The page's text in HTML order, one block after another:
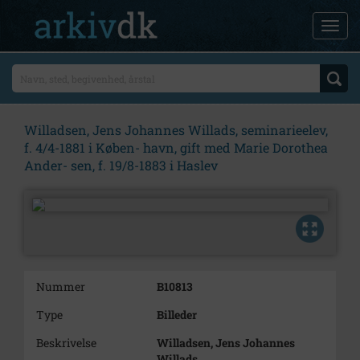
Willadsen, Jens Johannes Willads, seminarieelev,
f. 4/4-1881 i Køben- havn, gift med Marie Dorothea
Ander- sen, f. 19/8-1883 i Haslev
Nummer
B10813
Type
Billeder
Beskrivelse
Willadsen, Jens Johannes